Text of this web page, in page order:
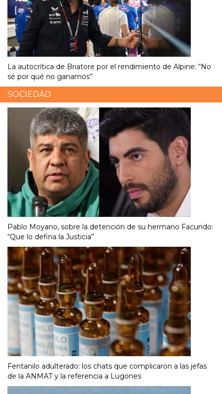
La autocrítica de Briatore por el rendimiento de Alpine: “No
sé por qué no ganamos”
SOCIEDAD
Pablo Moyano, sobre la detención de su hermano Facundo:
“Que lo defina la Justicia”
Fentanilo adulterado: los chats que complicaron a las jefas
de la ANMAT y la referencia a Lugones